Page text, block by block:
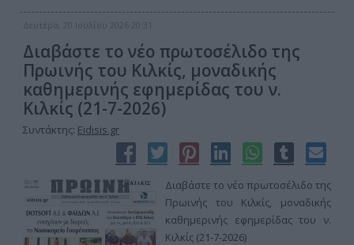
Δευτέρα, 20 Ιουλίου 2026 20:31
Διαβάστε το νέο πρωτοσέλιδο της
Πρωινής του Κιλκίς, μοναδικής
καθημερινής εφημερίδας του ν.
Κιλκίς (21-7-2026)
Συντάκτης: Eidisis.gr
Διαβάστε το νέο πρωτοσέλιδο της
Πρωινής του Κιλκίς, μοναδικής
καθημερινής εφημερίδας του ν.
Κιλκίς (21-7-2026)